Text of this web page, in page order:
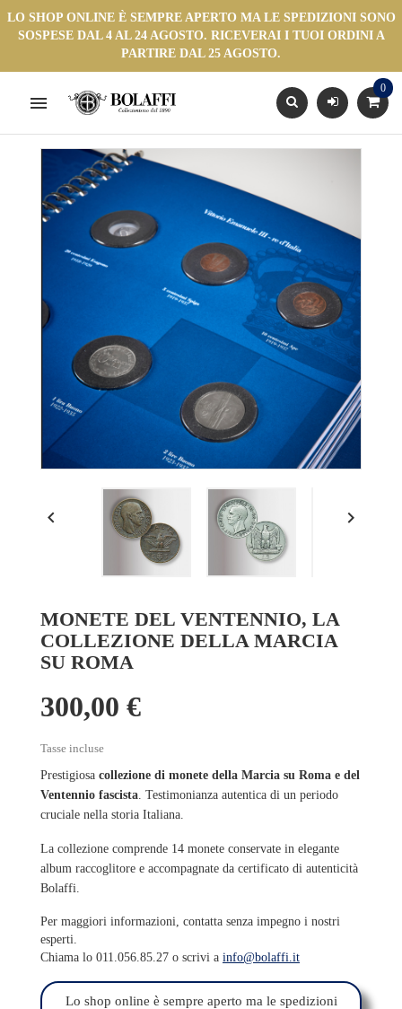
LO SHOP ONLINE È SEMPRE APERTO MA LE SPEDIZIONI SONO
SOSPESE DAL 4 AL 24 AGOSTO. RICEVERAI I TUOI ORDINI A
PARTIRE DAL 25 AGOSTO.

0
 
MONETE DEL VENTENNIO, LA
COLLEZIONE DELLA MARCIA
SU ROMA
300,00 €
Tasse incluse
Prestigiosa collezione di monete della Marcia su Roma e del
Ventennio fascista. Testimonianza autentica di un periodo
cruciale nella storia Italiana.
La collezione comprende 14 monete conservate in elegante
album raccoglitore e accompagnate da certificato di autenticità
Bolaffi.
Per maggiori informazioni, contatta senza impegno i nostri
esperti.
Chiama lo 011.056.85.27 o scrivi a info@bolaffi.it
Lo shop online è sempre aperto ma le spedizioni